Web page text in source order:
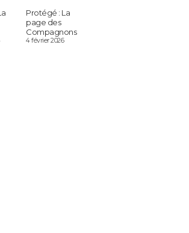
Protégé : La
page des
Compagnons
4 février 2026